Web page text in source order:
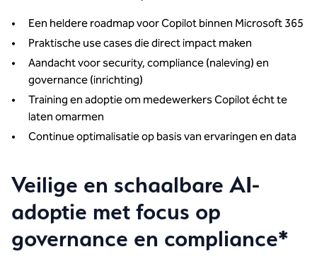
Een heldere roadmap voor Copilot binnen Microsoft 365
Praktische use cases die direct impact maken
Aandacht voor security, compliance (naleving) en
governance (inrichting)
Training en adoptie om medewerkers Copilot écht te
laten omarmen
Continue optimalisatie op basis van ervaringen en data
Veilige en schaalbare AI-
adoptie met focus op
governance en compliance*